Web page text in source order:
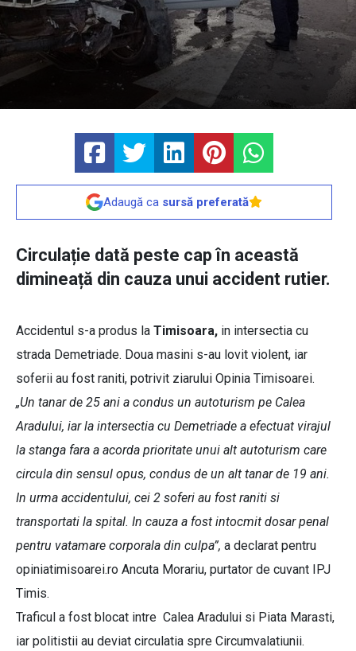
Adaugă ca sursă preferată
Circulație dată peste cap în această
dimineață din cauza unui accident rutier.
Accidentul s-a produs la Timisoara, in intersectia cu
strada Demetriade. Doua masini s-au lovit violent, iar
soferii au fost raniti, potrivit ziarului Opinia Timisoarei.
„Un tanar de 25 ani a condus un autoturism pe Calea
Aradului, iar la intersectia cu Demetriade a efectuat virajul
la stanga fara a acorda prioritate unui alt autoturism care
circula din sensul opus, condus de un alt tanar de 19 ani.
In urma accidentului, cei 2 soferi au fost raniti si
transportati la spital. In cauza a fost intocmit dosar penal
pentru vatamare corporala din culpa”, a declarat pentru
opiniatimisoarei.ro Ancuta Morariu, purtator de cuvant IPJ
Timis.
Traficul a fost blocat intre Calea Aradului si Piata Marasti,
iar politistii au deviat circulatia spre Circumvalatiunii.